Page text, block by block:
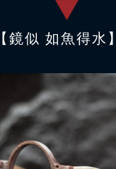
【鏡似 如魚得水